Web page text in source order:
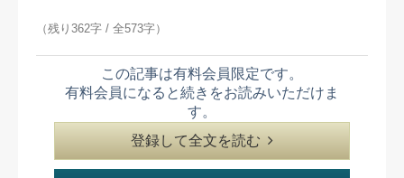
（残り362字 / 全573字）
この記事は有料会員限定です。
有料会員になると続きをお読みいただけま
す。
登録して全文を読む